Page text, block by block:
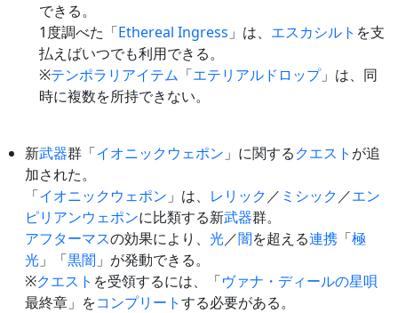
できる。
1度調べた「Ethereal Ingress 」は、 エスカシルト を支
払えばいつでも利用できる。
※テンポラリアイテム 「エテリアルドロップ」は、同
時に複数を所持できない。
新武器群「イオニックウェポン 」に関するクエスト が追
加された。
「イオニックウェポン 」は、 レリック ／ ミシック ／エン
ピリアンウェポンに比類する新武器群。
アフターマスの効果により、 光／闇を超える連携 「極
光 」「黒闇 」が発動できる。
※クエスト を受領するには、「ヴァナ・ディールの星唄
最終章」をコンプリートする必要がある。